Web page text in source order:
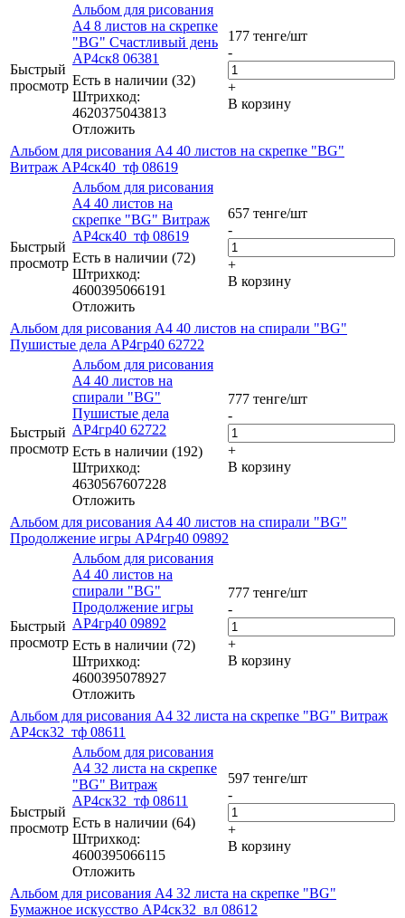
Быстрый
просмотр
Альбом для рисования
А4 8 листов на скрепке
"BG" Счастливый день
АР4ск8 06381
Есть в наличии (32)
Штрихкод:
4620375043813
Отложить
177 тенге/шт
-
+
В корзину
Альбом для рисования А4 40 листов на скрепке "BG"
Витраж АР4ск40_тф 08619
Быстрый
просмотр
Альбом для рисования
А4 40 листов на
скрепке "BG" Витраж
АР4ск40_тф 08619
Есть в наличии (72)
Штрихкод:
4600395066191
Отложить
657 тенге/шт
-
+
В корзину
Альбом для рисования А4 40 листов на спирали "BG"
Пушистые дела АР4гр40 62722
Быстрый
просмотр
Альбом для рисования
А4 40 листов на
спирали "BG"
Пушистые дела
АР4гр40 62722
Есть в наличии (192)
Штрихкод:
4630567607228
Отложить
777 тенге/шт
-
+
В корзину
Альбом для рисования А4 40 листов на спирали "BG"
Продолжение игры АР4гр40 09892
Быстрый
просмотр
Альбом для рисования
А4 40 листов на
спирали "BG"
Продолжение игры
АР4гр40 09892
Есть в наличии (72)
Штрихкод:
4600395078927
Отложить
777 тенге/шт
-
+
В корзину
Альбом для рисования А4 32 листа на скрепке "BG" Витраж
АР4ск32_тф 08611
Быстрый
просмотр
Альбом для рисования
А4 32 листа на скрепке
"BG" Витраж
АР4ск32_тф 08611
Есть в наличии (64)
Штрихкод:
4600395066115
Отложить
597 тенге/шт
-
+
В корзину
Альбом для рисования А4 32 листа на скрепке "BG"
Бумажное искусство АР4ск32_вл 08612